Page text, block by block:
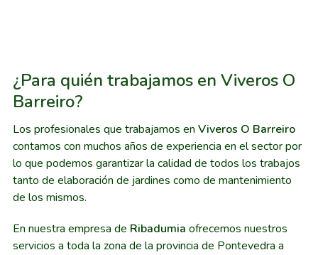
¿Para quién trabajamos en Viveros O
Barreiro?
Los profesionales que trabajamos en Viveros O Barreiro
contamos con muchos años de experiencia en el sector por
lo que podemos garantizar la calidad de todos los trabajos
tanto de elaboración de jardines como de mantenimiento
de los mismos.
En nuestra empresa de Ribadumia ofrecemos nuestros
servicios a toda la zona de la provincia de Pontevedra a